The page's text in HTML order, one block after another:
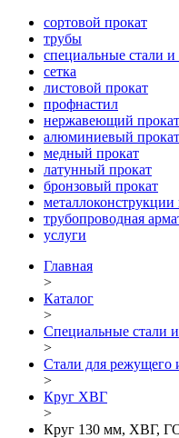
сортовой прокат
трубы
специальные стали
сетка
листовой прокат
профнастил
нержавеющий прокат
алюминиевый прокат
медный прокат
латунный прокат
бронзовый прокат
металлоконструкции
трубопроводная
услуги
Главная
>
Каталог
>
Специальные стали
>
Стали для режущего
>
Круг ХВГ
>
Круг 130 мм, ХВГ,